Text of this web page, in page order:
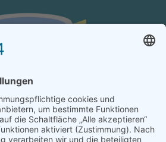
aus der MITTE e.V.
Sie uns: